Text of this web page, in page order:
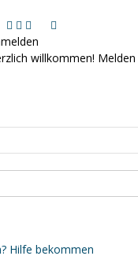
willkommen! Melden
Hilfe bekommen